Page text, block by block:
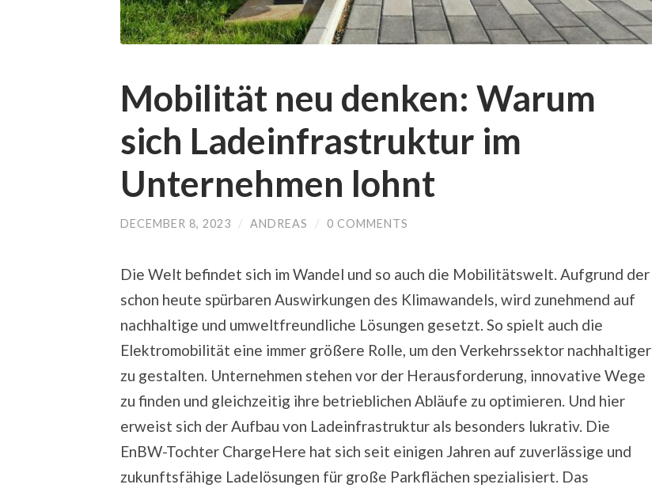
Mobilität neu denken: Warum
sich Ladeinfrastruktur im
Unternehmen lohnt
DECEMBER 8, 2023 / ANDREAS / 0 COMMENTS
Die Welt befindet sich im Wandel und so auch die Mobilitätswelt. Aufgrund der
schon heute spürbaren Auswirkungen des Klimawandels, wird zunehmend auf
nachhaltige und umweltfreundliche Lösungen gesetzt. So spielt auch die
Elektromobilität eine immer größere Rolle, um den Verkehrssektor nachhaltiger
zu gestalten. Unternehmen stehen vor der Herausforderung, innovative Wege
zu finden und gleichzeitig ihre betrieblichen Abläufe zu optimieren. Und hier
erweist sich der Aufbau von Ladeinfrastruktur als besonders lukrativ. Die
EnBW-Tochter ChargeHere hat sich seit einigen Jahren auf zuverlässige und
zukunftsfähige Ladelösungen für große Parkflächen spezialisiert. Das